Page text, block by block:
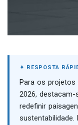
Para os projetos
2026,
redefinir